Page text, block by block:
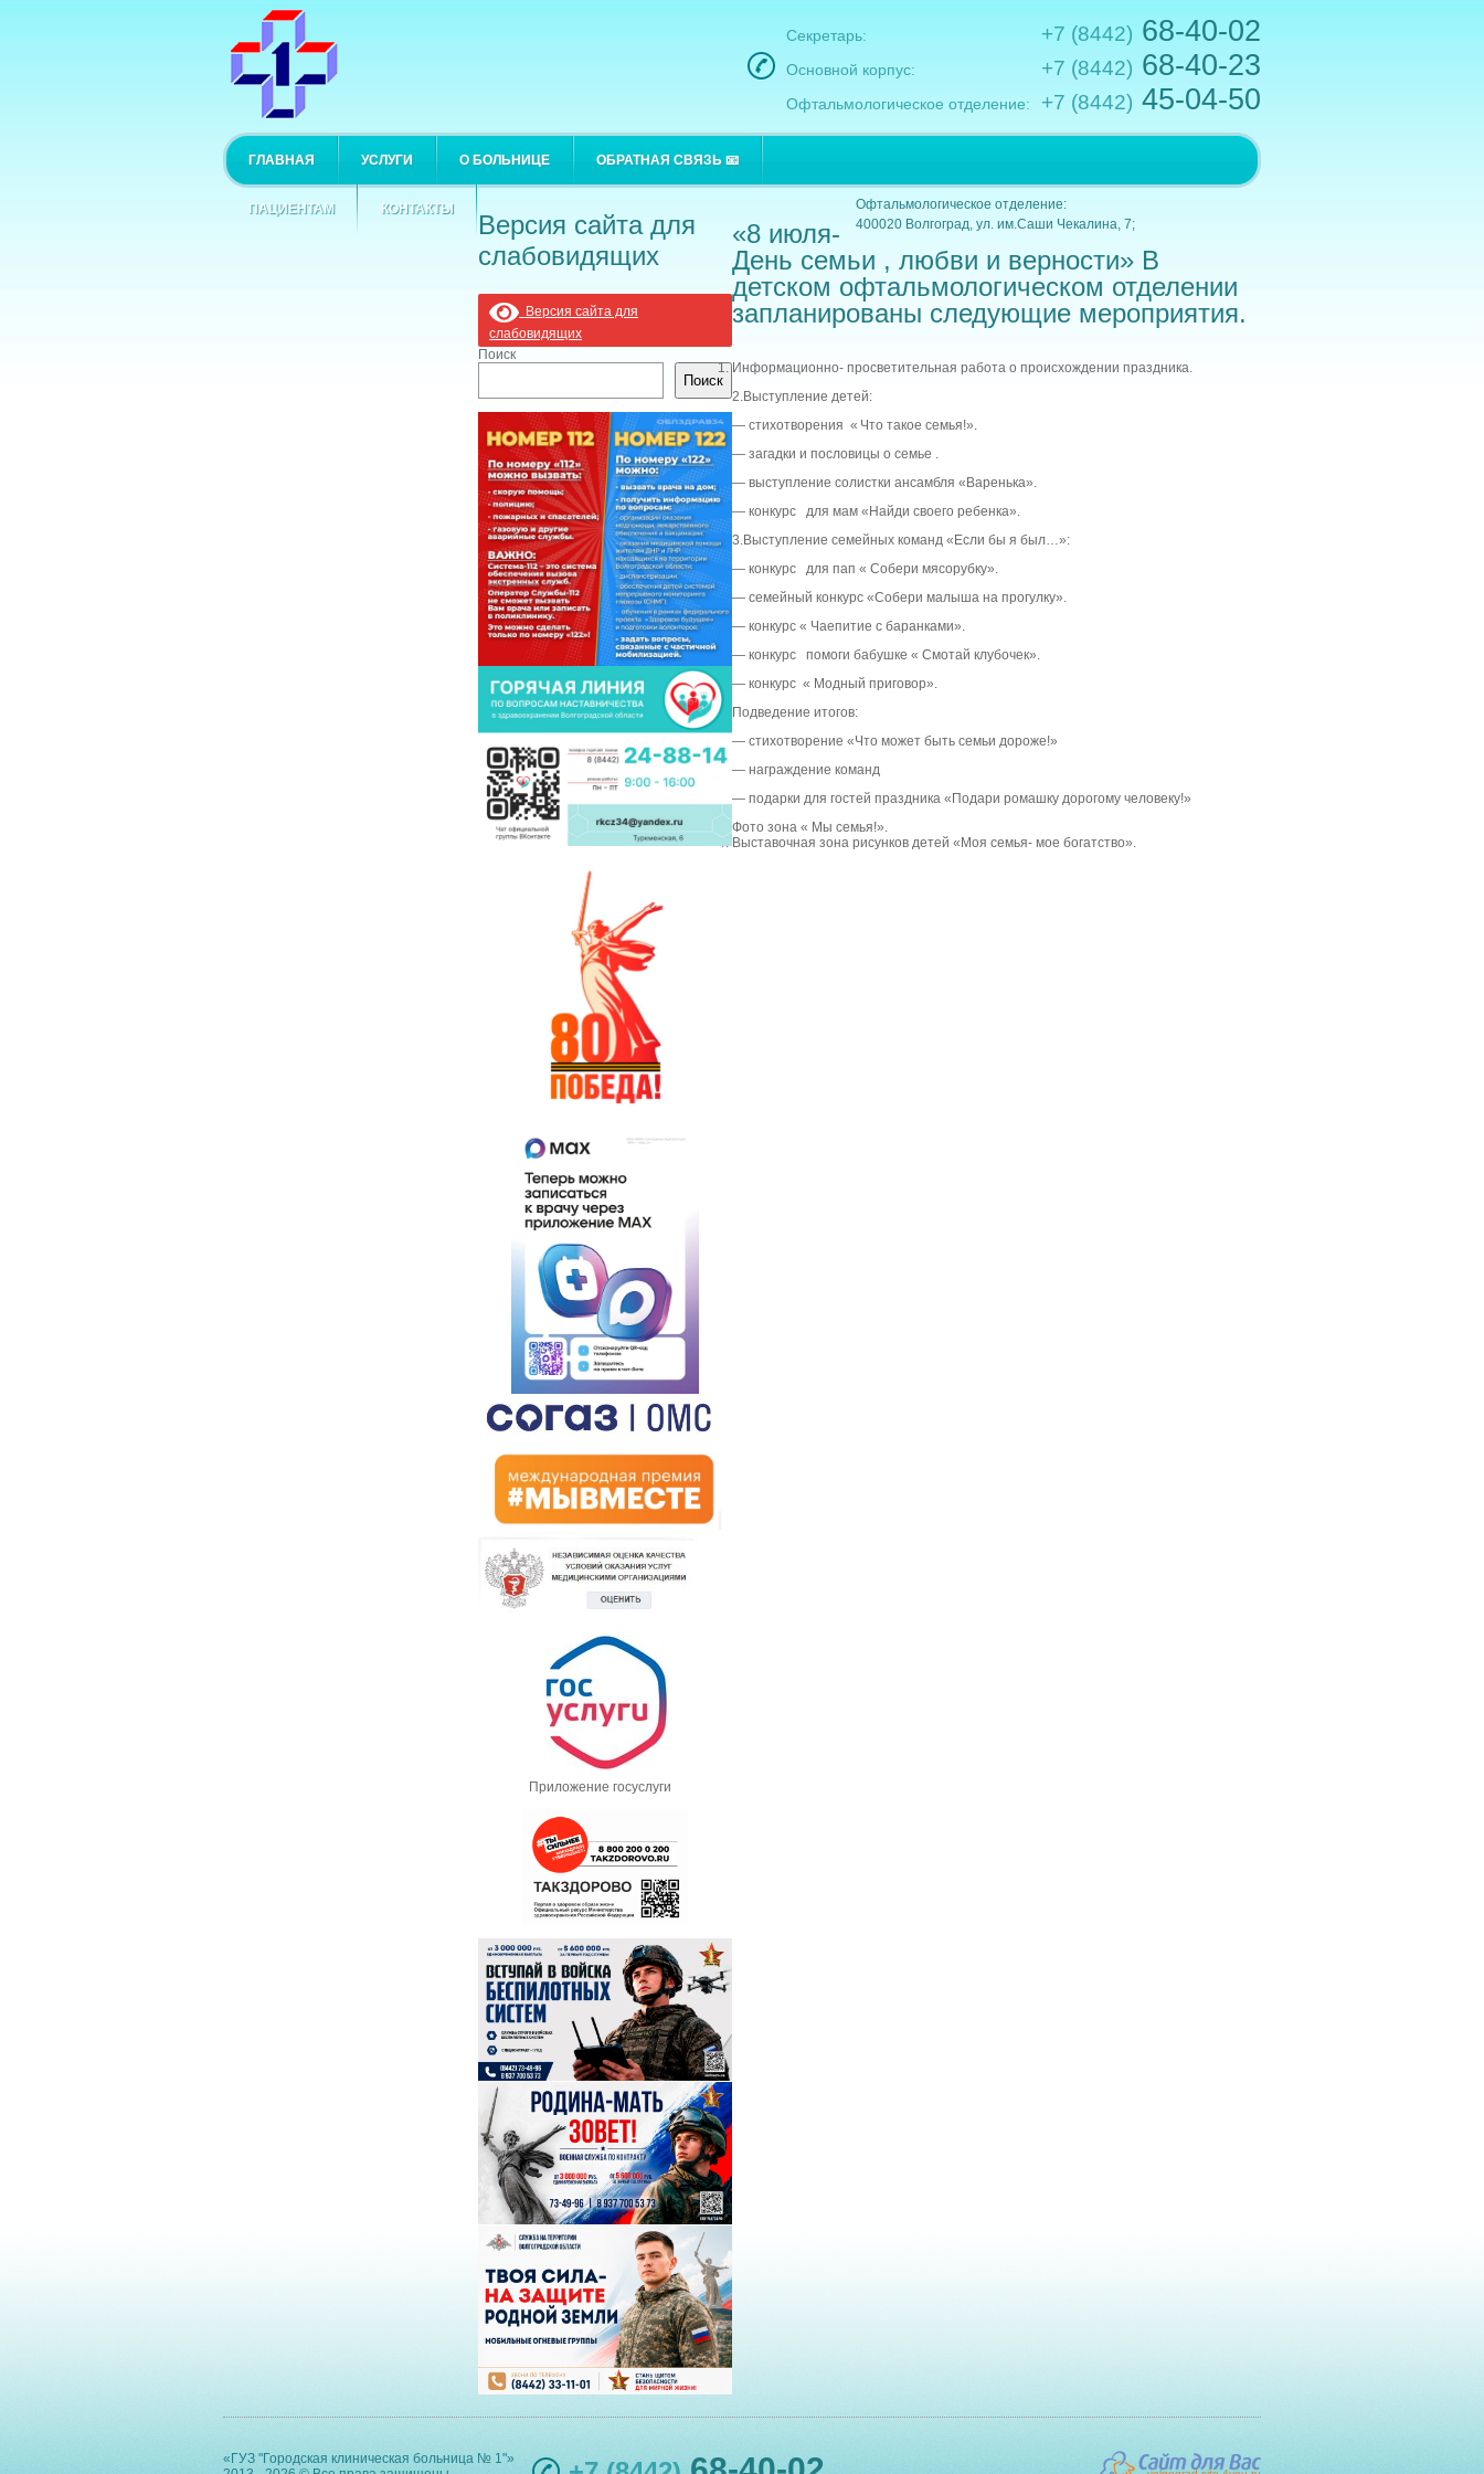
Секретарь: +7 (8442) 68-40-02
Основной корпус: +7 (8442) 68-40-23
Офтальмологическое отделение: +7 (8442) 45-04-50
Офтальмологическое отделение:
400020 Волгоград, ул. им.Саши Чекалина, 7;
ГЛАВНАЯ УСЛУГИ О БОЛЬНИЦЕ ОБРАТНАЯ СВЯЗЬ 📧
ПАЦИЕНТАМ КОНТАКТЫ
Версия сайта для
слабовидящих
Версия сайта для
слабовидящих
Поиск
Поиск
Приложение госуслуги
«8 июля-
День семьи , любви и верности» В
детском офтальмологическом отделении
запланированы следующие мероприятия.
Информационно- просветительная работа о происхождении праздника.
2.Выступление детей:
— стихотворения « Что такое семья!».
— загадки и пословицы о семье .
— выступление солистки ансамбля «Варенька».
— конкурс для мам «Найди своего ребенка».
3.Выступление семейных команд «Если бы я был…»:
— конкурс для пап « Собери мясорубку».
— семейный конкурс «Собери малыша на прогулку».
— конкурс « Чаепитие с баранками».
— конкурс помоги бабушке « Смотай клубочек».
— конкурс « Модный приговор».
Подведение итогов:
— стихотворение «Что может быть семьи дороже!»
— награждение команд
— подарки для гостей праздника «Подари ромашку дорогому человеку!»
Фото зона « Мы семья!».
Выставочная зона рисунков детей «Моя семья- мое богатство».
«ГУЗ "Городская клиническая больница № 1"»